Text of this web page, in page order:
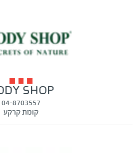
SHOP
04-8703557
קומת קרקע